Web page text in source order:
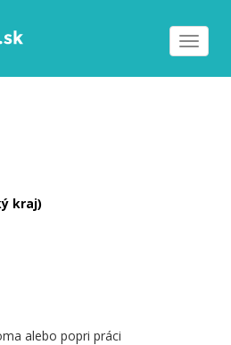
Toggle
kraj)
alebo popri práci